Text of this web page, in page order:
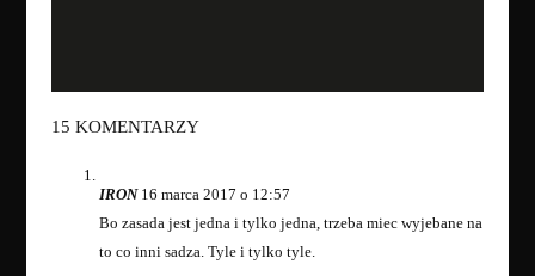
15 KOMENTARZY
IRON 16 marca 2017 o 12:57
Bo zasada jest jedna i tylko jedna, trzeba miec wyjebane na
to co inni sadza. Tyle i tylko tyle.